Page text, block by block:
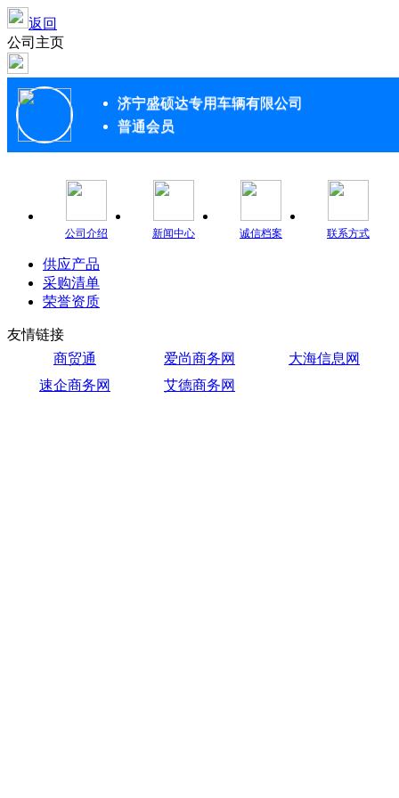
返回
公司主页
济宁盛硕达专用车辆有限公司
普通会员
公司介绍 新闻中心 诚信档案 联系方式
供应产品
采购清单
荣誉资质
友情链接
商贸通
爱尚商务网
大海信息网
速企商务网
艾德商务网